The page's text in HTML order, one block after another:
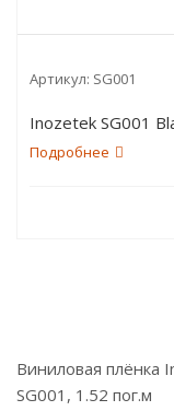
Артикул: SG001
Inozetek SG001
Подробнее
Виниловая плёнка
SG001, 1.52 пог.м